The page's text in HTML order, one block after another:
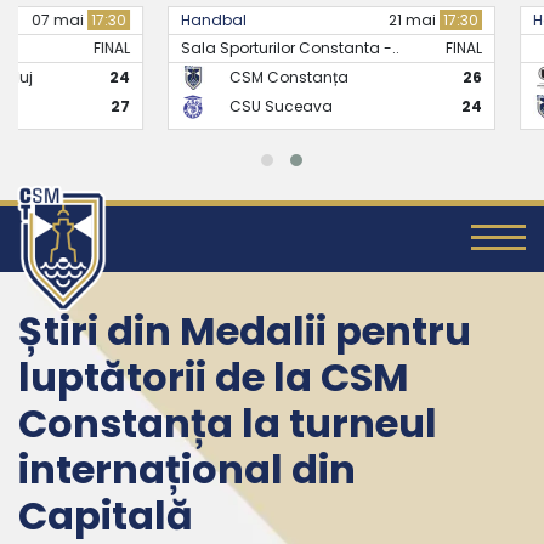
Handbal 21 mai
Sala Sporturilor Constanta -..
FINAL
CSM Constanța
26
CSU Suceava
24
Handbal
CS
CSM
Știri din Medalii pentru
luptătorii de la CSM
Constanța la turneul
internațional din
Capitală